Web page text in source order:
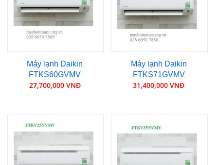
Máy lạnh Daikin
FTKS60GVMV
27,700,000 VNĐ
Máy lạnh Daikin
FTKS71GVMV
31,400,000 VNĐ